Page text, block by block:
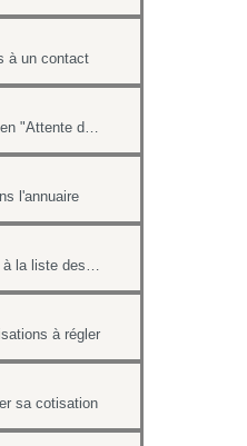
à un contact
Ne pas mettre les cotisations en "Attente de paiement" ou "indéterminé" dans la liste "Cotisants à jour de cotisation""
l'annuaire
Restreindre l'accès à l'intranet à la liste des cotisants
à régler
sa cotisation